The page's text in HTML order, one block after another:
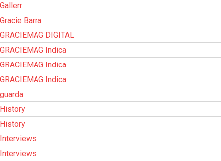
Gallerr
Gracie Barra
GRACIEMAG DIGITAL
GRACIEMAG Indica
GRACIEMAG Indica
GRACIEMAG Indica
guarda
History
History
Interviews
Interviews